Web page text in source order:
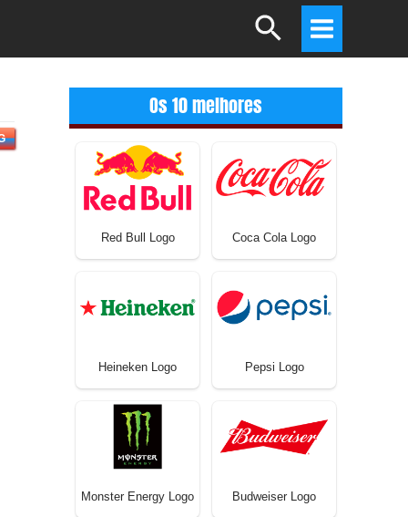
Search
Main
Menu
Os 10 melhores
Red Bull Logo Coca Cola Logo
Heineken Logo Pepsi Logo
Monster Energy Logo Budweiser Logo